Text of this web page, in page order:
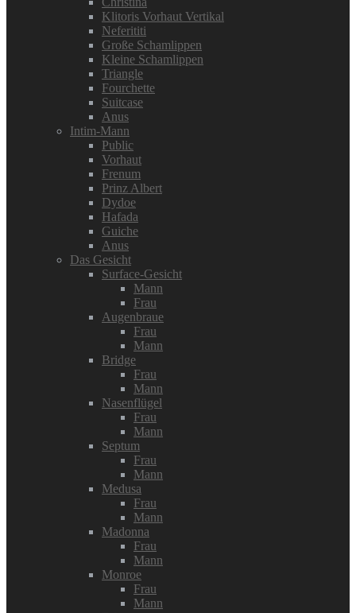
Klitoris Vorhaut Vertikal
Neferititi
Große Schamlippen
Kleine Schamlippen
Triangle
Fourchette
Suitcase
Anus
Intim-Mann
Public
Vorhaut
Frenum
Prinz Albert
Dydoe
Hafada
Guiche
Anus
Das Gesicht
Surface-Gesicht
Mann
Frau
Augenbraue
Frau
Mann
Bridge
Frau
Mann
Nasenflügel
Frau
Mann
Septum
Frau
Mann
Medusa
Frau
Mann
Madonna
Frau
Mann
Monroe
Frau
Mann